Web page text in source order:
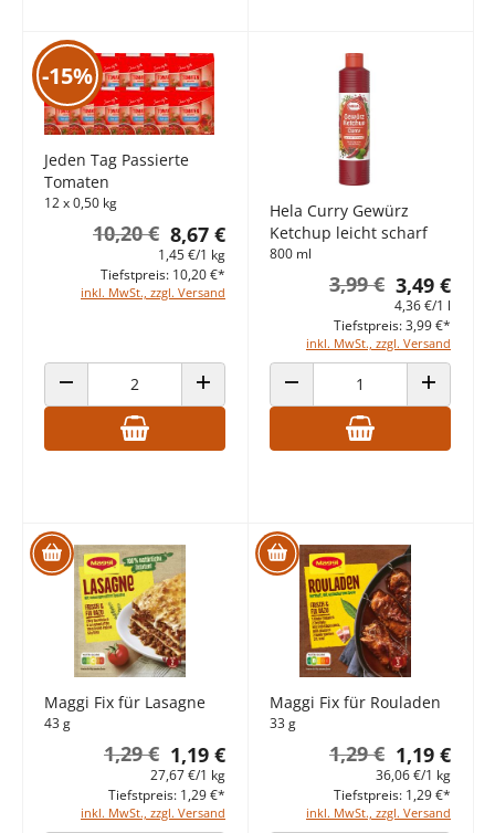
-15%
Jeden Tag Passierte
Tomaten
12 x 0,50 kg
8,67 €
10,20 €
1,45 €/1 kg
inkl. MwSt., zzgl. Versand
Tiefstpreis: 10,20 €*
ANZAHL VERRINGERN ANZAHL ERHÖHEN
Hela Curry Gewürz
Ketchup leicht scharf
800 ml
3,49 €
3,99 €
4,36 €/1 l
inkl. MwSt., zzgl. Versand
Tiefstpreis: 3,99 €*
ANZAHL VERRINGERN ANZAHL
Maggi Fix für Lasagne
43 g
1,19 €
1,29 €
27,67 €/1 kg
inkl. MwSt., zzgl. Versand
Tiefstpreis: 1,29 €*
Maggi Fix für Rouladen
33 g
1,19 €
1,29 €
36,06 €/1 kg
inkl. MwSt., zzgl. Versand
Tiefstpreis: 1,29 €*